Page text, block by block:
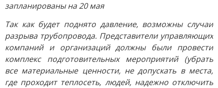
запланированы на 20 мая
Так как будет поднято давление, возможны случаи
разрыва трубопровода. Представители управляющих
компаний и организаций должны были провести
комплекс подготовительных мероприятий (убрать
все материальные ценности, не допускать в места,
где проходит теплосеть, людей, надежно отключить